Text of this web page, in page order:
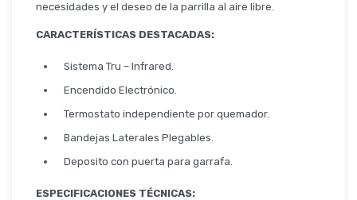
necesidades y el deseo de la parrilla al aire libre.
CARACTERÍSTICAS DESTACADAS:
Sistema Tru – Infrared.
Encendido Electrónico.
Termostato independiente por quemador.
Bandejas Laterales Plegables.
Deposito con puerta para garrafa.
ESPECIFICACIONES TÉCNICAS: